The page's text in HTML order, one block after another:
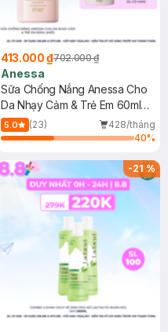
413.000 ₫702.000 ₫
Anessa
Sữa Chống Nắng Anessa Cho
Da Nhạy Cảm & Trẻ Em 60ml
(Mới)
5.0 (23)
428/tháng
40%
-21%